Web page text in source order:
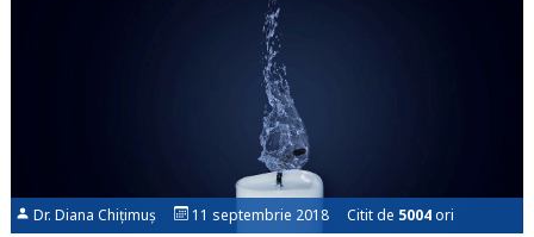
Dr. Diana Chițimuș 11 septembrie 2018 Citit de 5004ori